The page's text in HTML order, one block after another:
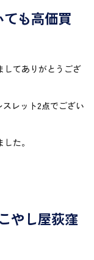
も高価買
してありがとうござ
レット2点でござい
た。
やし屋荻窪